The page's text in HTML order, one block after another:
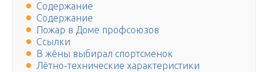
Содержание
Содержание
Пожар в Доме профсоюзов
Ссылки
В жёны выбирал спортсменок
Лётно-технические характеристики